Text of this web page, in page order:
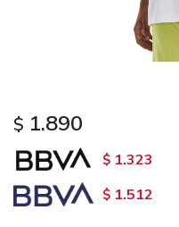
$ 1.890
$ 1.323
$ 1.512